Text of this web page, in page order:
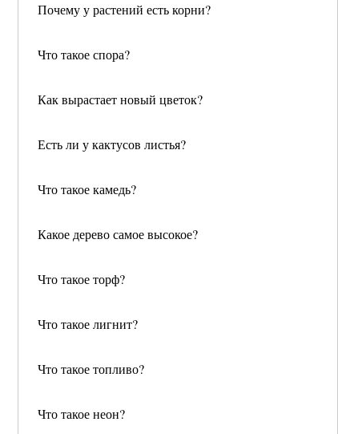
Почему у растений есть корни?
Что такое спора?
Как вырастает новый цветок?
Есть ли у кактусов листья?
Что такое камедь?
Какое дерево самое высокое?
Что такое торф?
Что такое лигнит?
Что такое топливо?
Что такое неон?